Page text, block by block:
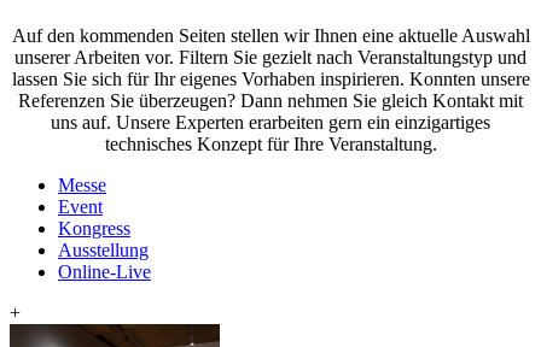
Auf den kommenden Seiten stellen wir Ihnen eine aktuelle Auswahl
unserer Arbeiten vor. Filtern Sie gezielt nach Veranstaltungstyp und
lassen Sie sich für Ihr eigenes Vorhaben inspirieren. Konnten unsere
Referenzen Sie überzeugen? Dann nehmen Sie gleich Kontakt mit
uns auf. Unsere Experten erarbeiten gern ein einzigartiges
technisches Konzept für Ihre Veranstaltung.
Messe
Event
Kongress
Ausstellung
Online-Live
+